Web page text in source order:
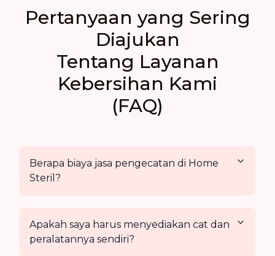
Pertanyaan yang Sering
Diajukan
Tentang Layanan
Kebersihan Kami
(FAQ)
Berapa biaya jasa pengecatan di Home
Steril?
Apakah saya harus menyediakan cat dan
peralatannya sendiri?